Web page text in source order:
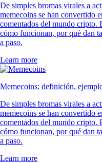
De simples bromas virales a
memecoins se han convertido
comentados del mundo cripto.
cómo funcionan, por qué dan
a paso.
Learn more
Memecoins: definición,
De simples bromas virales a
memecoins se han convertido
comentados del mundo cripto.
cómo funcionan, por qué dan
a paso.
Learn more